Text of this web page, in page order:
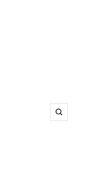
Suurenna